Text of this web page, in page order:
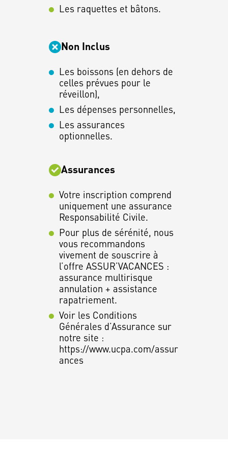
Les raquettes et bâtons.
Non Inclus
Les boissons (en dehors de
celles prévues pour le
réveillon),
Les dépenses personnelles,
Les assurances
optionnelles.
Assurances
Votre inscription comprend
uniquement une assurance
Responsabilité Civile.
Pour plus de sérénité, nous
vous recommandons
vivement de souscrire à
l’offre ASSUR’VACANCES :
assurance multirisque
annulation + assistance
rapatriement.
Voir les Conditions
Générales d’Assurance sur
notre site :
https://www.ucpa.com/assur
ances